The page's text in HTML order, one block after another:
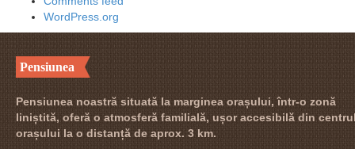
WordPress.org
Pensiunea
Pensiunea noastră situată la marginea orașului, într-o zonă
liniștită, oferă o atmosferă familială, ușor accesibilă din
orașului la o distanță de aprox. 3 km.